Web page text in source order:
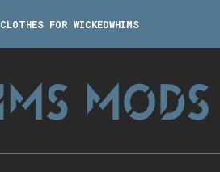
CLOTHES FOR WICKEDWHIMS